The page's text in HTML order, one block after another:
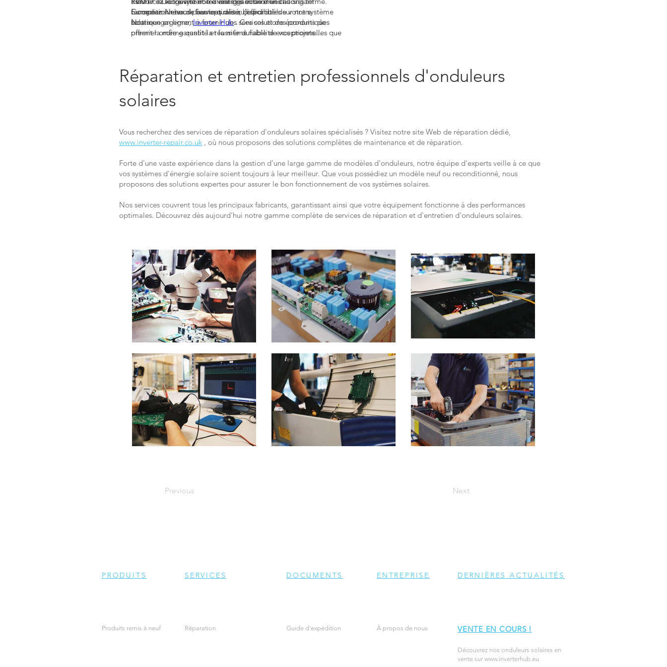
Comptez sur nous pour optimiser l'efficacité de votre système
solaire.
reconditionnées de haute qualité, disponibles sur notre
boutique en ligne,Inverter Hub. Ces solutions économiques
offrent la même qualité et la même fiabilité exceptionnelles que
European Network Services dès aujourd'hui !
Notre engagement à fournir des services et des produits de
premier ordre garantit la réussite durable de vos projets
pour une solution solaire unique.
Réparation et entretien professionnels d'onduleurs
solaires
Vous recherchez des services de réparation d'onduleurs solaires spécialisés ? Visitez notre site Web de réparation dédié,
www.inverter-repair.co.uk , où nous proposons des solutions complètes de maintenance et de réparation.
Forte d'une vaste expérience dans la gestion d'une large gamme de modèles d'onduleurs, notre équipe d'experts veille à ce que
vos systèmes d'énergie solaire soient toujours à leur meilleur. Que vous possédiez un modèle neuf ou reconditionné, nous
proposons des solutions expertes pour assurer le bon fonctionnement de vos systèmes solaires.
Nos services couvrent tous les principaux fabricants, garantissant ainsi que votre équipement fonctionne à des performances
optimales. Découvrez dès aujourd'hui notre gamme complète de services de réparation et d'entretien d'onduleurs solaires.
Previous Next
PRODUITS SERVICES DOCUMENTS ENTREPRISE DERNIÈRES ACTUALITÉS
Produits remis à neuf Réparation Guide d'expédition À propos de nous VENTE EN COURS !
Découvrez nos onduleurs solaires en
vente sur www.inverterhub.eu